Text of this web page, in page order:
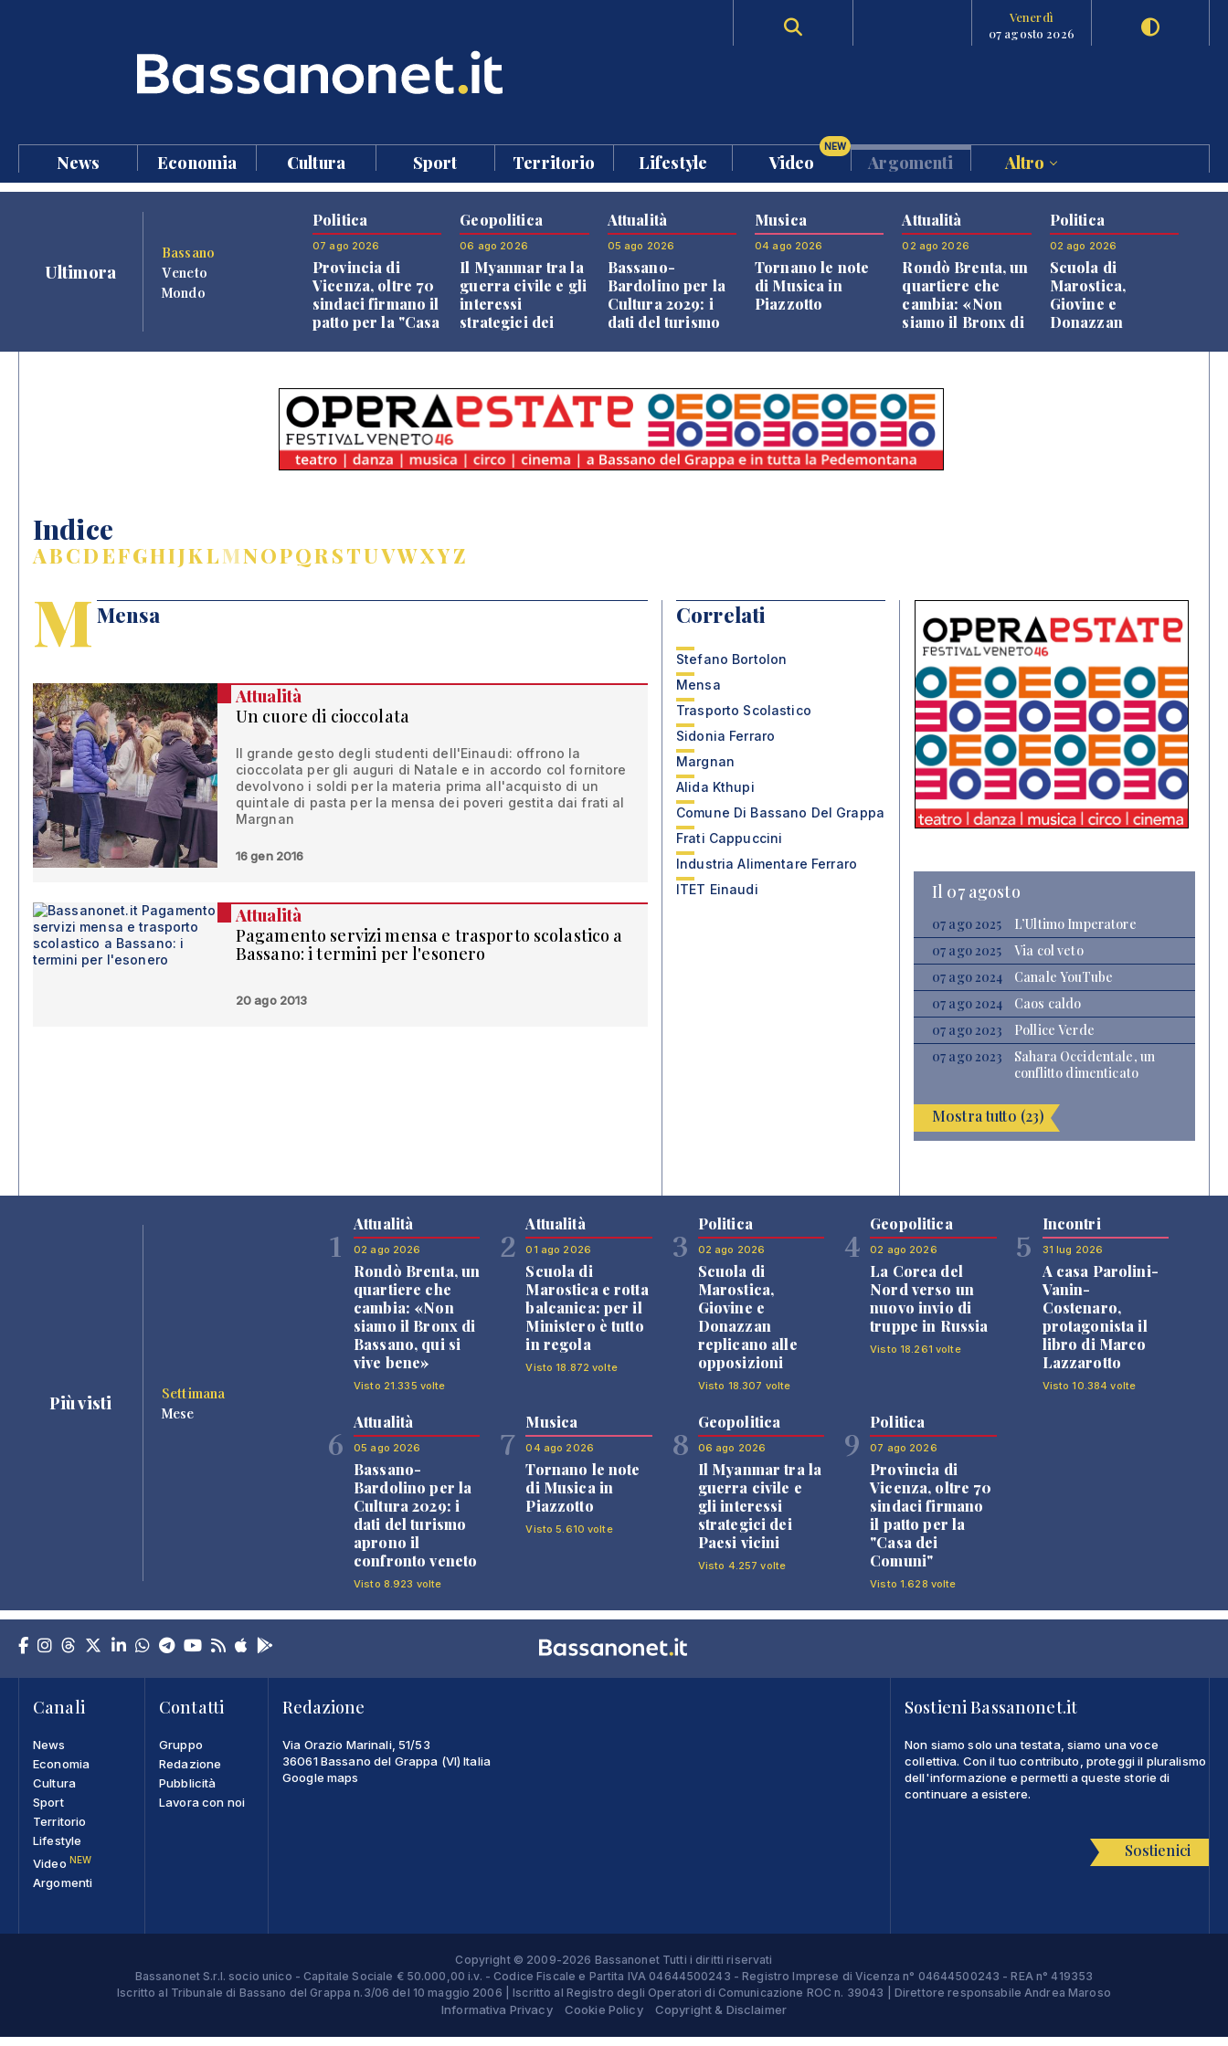
Venerdì
07 agosto 2026
News Economia Cultura Sport Territorio Lifestyle Video
NEW
Argomenti Altro
Ultimora
Bassano
Veneto
Mondo
Politica
07 ago 2026
Provincia di
Vicenza, oltre 70
sindaci firmano il
patto per la "Casa
Geopolitica
06 ago 2026
Il Myanmar tra la
guerra civile e gli
interessi
strategici dei
Attualità
05 ago 2026
Bassano-
Bardolino per la
Cultura 2029: i
dati del turismo
Musica
04 ago 2026
Tornano le note
di Musica in
Piazzotto
Attualità
02 ago 2026
Rondò Brenta, un
quartiere che
cambia: «Non
siamo il Bronx di
Politica
02 ago 2026
Scuola di
Marostica,
Giovine e
Donazzan
Indice
ABCDEFGHIJKLMNOPQRSTUVWXYZ
M Mensa
Attualità
Un cuore di cioccolata
Il grande gesto degli studenti dell'Einaudi: offrono la
cioccolata per gli auguri di Natale e in accordo col fornitore
devolvono i soldi per la materia prima all'acquisto di un
quintale di pasta per la mensa dei poveri gestita dai frati al
Margnan
16 gen 2016
Attualità
Pagamento servizi mensa e trasporto scolastico a
Bassano: i termini per l'esonero
20 ago 2013
Correlati
Stefano Bortolon
Mensa
Trasporto Scolastico
Sidonia Ferraro
Margnan
Alida Kthupi
Comune Di Bassano Del Grappa
Frati Cappuccini
Industria Alimentare Ferraro
ITET Einaudi
Il 07 agosto
07 ago 2025
L’Ultimo Imperatore
07 ago 2025
Via col veto
07 ago 2024
Canale YouTube
07 ago 2024
Caos caldo
07 ago 2023
Pollice Verde
07 ago 2023
Sahara Occidentale, un
conflitto dimenticato
Mostra tutto (23)
Più visti
Settimana
Mese
1
Attualità
02 ago 2026
Rondò Brenta, un
quartiere che
cambia: «Non
siamo il Bronx di
Bassano, qui si
vive bene»
Visto 21.335 volte
2
Attualità
01 ago 2026
Scuola di
Marostica e rotta
balcanica: per il
Ministero è tutto
in regola
Visto 18.872 volte
3
Politica
02 ago 2026
Scuola di
Marostica,
Giovine e
Donazzan
replicano alle
opposizioni
Visto 18.307 volte
4
Geopolitica
02 ago 2026
La Corea del
Nord verso un
nuovo invio di
truppe in Russia
Visto 18.261 volte
5
Incontri
31 lug 2026
A casa Parolini-
Vanin-
Costenaro,
protagonista il
libro di Marco
Lazzarotto
Visto 10.384 volte
6
Attualità
05 ago 2026
Bassano-
Bardolino per la
Cultura 2029: i
dati del turismo
aprono il
confronto veneto
Visto 8.923 volte
7
Musica
04 ago 2026
Tornano le note
di Musica in
Piazzotto
Visto 5.610 volte
8
Geopolitica
06 ago 2026
Il Myanmar tra la
guerra civile e
gli interessi
strategici dei
Paesi vicini
Visto 4.257 volte
9
Politica
07 ago 2026
Provincia di
Vicenza, oltre 70
sindaci firmano
il patto per la
"Casa dei
Comuni"
Visto 1.628 volte
Canali
News
Economia
Cultura
Sport
Territorio
Lifestyle
Video NEW
Argomenti
Contatti
Gruppo
Redazione
Pubblicità
Lavora con noi
Redazione
Via Orazio Marinali, 51/53
36061 Bassano del Grappa (VI) Italia
Google maps
Sostieni Bassanonet.it
Non siamo solo una testata, siamo una voce
collettiva. Con il tuo contributo, proteggi il pluralismo
dell'informazione e permetti a queste storie di
continuare a esistere.
Sostienici
Copyright © 2009-2026 Bassanonet Tutti i diritti riservati
Bassanonet S.r.l. socio unico - Capitale Sociale € 50.000,00 i.v. - Codice Fiscale e Partita IVA 04644500243 - Registro Imprese di Vicenza n° 04644500243 - REA n° 419353
Iscritto al Tribunale di Bassano del Grappa n.3/06 del 10 maggio 2006 | Iscritto al Registro degli Operatori di Comunicazione ROC n. 39043 | Direttore responsabile Andrea Maroso
Informativa Privacy Cookie Policy Copyright & Disclaimer